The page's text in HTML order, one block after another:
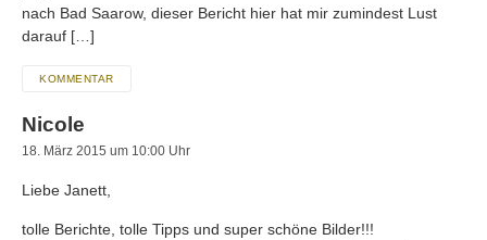
nach Bad Saarow, dieser Bericht hier hat mir zumindest Lust
darauf […]
KOMMENTAR
Nicole
18. März 2015 um 10:00 Uhr
Liebe Janett,
tolle Berichte, tolle Tipps und super schöne Bilder!!!